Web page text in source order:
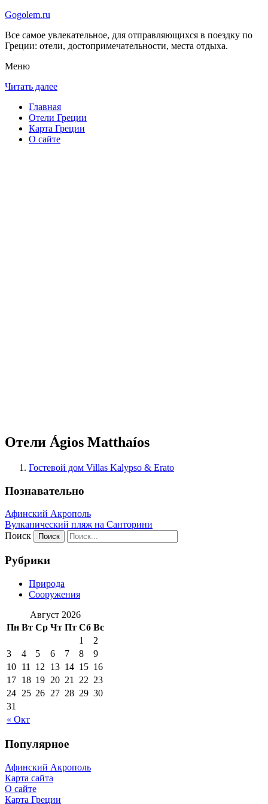
Gogolem.ru
Все самое увлекательное, для отправляющихся в поездку по
Греции: отели, достопримечательности, места отдыха.
Меню
Читать далее
Главная
Отели Греции
Карта Греции
О сайте
Отели Ágios Matthaíos
Гостевой дом Villas Kalypso & Erato
Познавательно
Афинский Акрополь
Вулканический пляж на Санторини
Поиск
Рубрики
Природа
Сооружения
Август 2026
Пн Вт Ср Чт Пт Сб Вс
« Окт
1
2
3
4 5 6 7 8
9
10 11 12 13 14 15 16
17 18 19 20 21 22 23
24 25 26 27 28 29 30
31
Популярное
Афинский Акрополь
Карта сайта
О сайте
Карта Греции